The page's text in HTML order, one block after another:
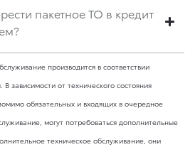
пакетное ТО в кредит
производится в соответствии
зависимости от технического состояния
обязательных и входящих в очередное
могут потребоваться дополнительные
техническое обслуживание, они